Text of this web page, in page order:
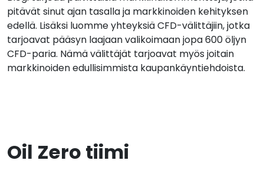
pitävät sinut ajan tasalla ja markkinoiden kehityksen
edellä. Lisäksi luomme yhteyksiä CFD-välittäjiin, jotka
tarjoavat pääsyn laajaan valikoimaan jopa 600 öljyn
CFD-paria. Nämä välittäjät tarjoavat myös joitain
markkinoiden edullisimmista kaupankäyntiehdoista.
Oil Zero tiimi